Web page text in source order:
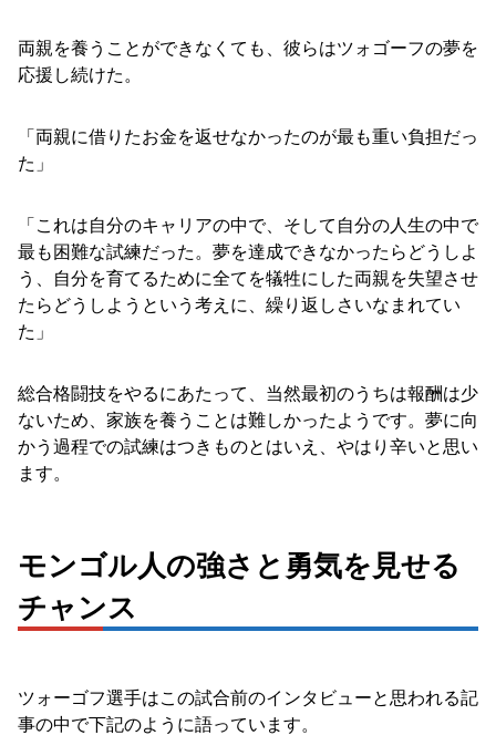
両親を養うことができなくても、彼らはツォゴーフの夢を
応援し続けた。
「両親に借りたお金を返せなかったのが最も重い負担だっ
た」
「これは自分のキャリアの中で、そして自分の人生の中で
最も困難な試練だった。夢を達成できなかったらどうしよ
う、自分を育てるために全てを犠牲にした両親を失望させ
たらどうしようという考えに、繰り返しさいなまれてい
た」
総合格闘技をやるにあたって、当然最初のうちは報酬は少
ないため、家族を養うことは難しかったようです。夢に向
かう過程での試練はつきものとはいえ、やはり辛いと思い
ます。
モンゴル人の強さと勇気を見せる
チャンス
ツォーゴフ選手はこの試合前のインタビューと思われる記
事の中で下記のように語っています。